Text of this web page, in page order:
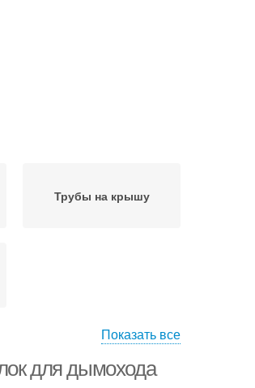
Трубы на крышу
Показать все
для дымохода